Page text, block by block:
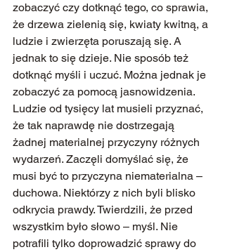
zobaczyć czy dotknąć tego, co sprawia,
że drzewa zielenią się, kwiaty kwitną, a
ludzie i zwierzęta poruszają się. A
jednak to się dzieje. Nie sposób też
dotknąć myśli i uczuć. Można jednak je
zobaczyć za pomocą jasnowidzenia.
Ludzie od tysięcy lat musieli przyznać,
że tak naprawdę nie dostrzegają
żadnej materialnej przyczyny różnych
wydarzeń. Zaczęli domyślać się, że
musi być to przyczyna niematerialna –
duchowa. Niektórzy z nich byli blisko
odkrycia prawdy. Twierdzili, że przed
wszystkim było słowo – myśl. Nie
potrafili tylko doprowadzić sprawy do